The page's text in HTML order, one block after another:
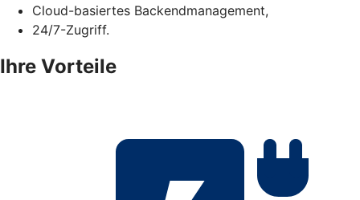
Cloud-basiertes Backendmanagement,
24/7-Zugriff.
Ihre Vorteile